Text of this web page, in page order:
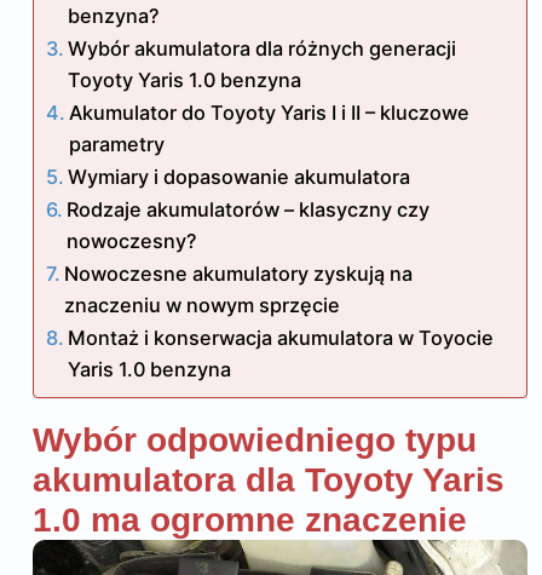
benzyna?
Wybór akumulatora dla różnych generacji
Toyoty Yaris 1.0 benzyna
Akumulator do Toyoty Yaris I i II – kluczowe
parametry
Wymiary i dopasowanie akumulatora
Rodzaje akumulatorów – klasyczny czy
nowoczesny?
Nowoczesne akumulatory zyskują na
znaczeniu w nowym sprzęcie
Montaż i konserwacja akumulatora w Toyocie
Yaris 1.0 benzyna
Wybór odpowiedniego typu
akumulatora dla Toyoty Yaris
1.0 ma ogromne znaczenie